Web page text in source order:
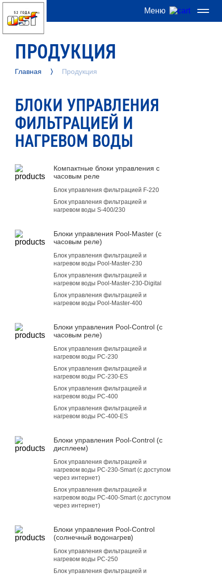
52 ГОДА Меню
ПРОДУКЦИЯ
Главная Продукция
БЛОКИ УПРАВЛЕНИЯ
ФИЛЬТРАЦИЕЙ И
НАГРЕВОМ ВОДЫ
Компактные блоки управления с
часовым реле
Блок управления фильтрацией F-220
Блок управления фильтрацией и
нагревом воды S-400/230
Блоки управления Pool-Master (с
часовым реле)
Блок управления фильтрацией и
нагревом воды Pool-Master-230
Блок управления фильтрацией и
нагревом воды Pool-Master-230-Digital
Блок управления фильтрацией и
нагревом воды Pool-Master-400
Блоки управления Pool-Control (с
часовым реле)
Блок управления фильтрацией и
нагревом воды PC-230
Блок управления фильтрацией и
нагревом воды PC-230-ES
Блок управления фильтрацией и
нагревом воды PC-400
Блок управления фильтрацией и
нагревом воды PC-400-ES
Блоки управления Pool-Control (с
дисплеем)
Блок управления фильтрацией и
нагревом воды PC-230-Smart (с доступом
через интернет)
Блок управления фильтрацией и
нагревом воды PC-400-Smart (с доступом
через интернет)
Блоки управления Pool-Control
(солнечный водонагрев)
Блок управления фильтрацией и
нагревом воды PC-250
Блок управления фильтрацией и